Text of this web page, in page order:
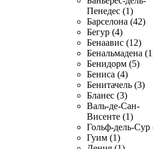
Пенедес (1)
Барселона (42)
Бегур (4)
Бенаавис (12)
Бенальмадена
Бенидорм (5)
Бениса (4)
Бенитачель (3)
Бланес (3)
Валь-де-Сан-
Висенте (1)
Гольф-дель-Сур
Гуим (1)